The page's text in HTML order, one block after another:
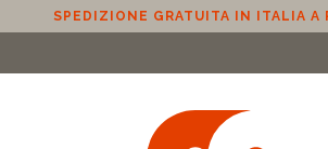
SPEDIZIONE GRATUITA IN UE (ESCLUSO